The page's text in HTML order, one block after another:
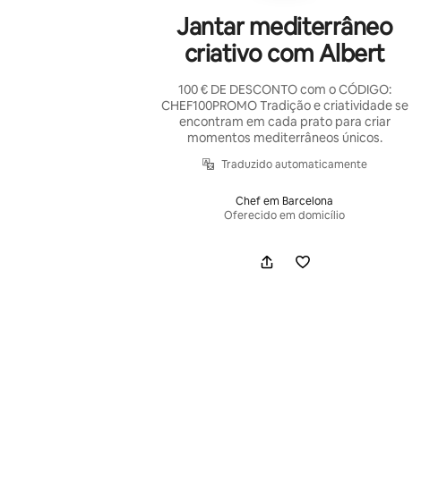
Jantar mediterrâneo
criativo com Albert
100 € DE DESCONTO com o CÓDIGO:
CHEF100PROMO Tradição e criatividade se
encontram em cada prato para criar
momentos mediterrâneos únicos.
Traduzido automaticamente
Chef em Barcelona
Oferecido em domicílio